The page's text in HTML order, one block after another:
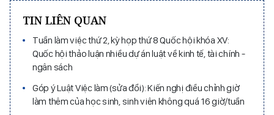
TIN LIÊN QUAN
Tuần làm việc thứ 2, kỳ họp thứ 8 Quốc hội khóa XV:
Quốc hội thảo luận nhiều dự án luật về kinh tế, tài chính -
ngân sách
Góp ý Luật Việc làm (sửa đổi): Kiến nghị điều chỉnh giờ
làm thêm của học sinh, sinh viên không quá 16 giờ/tuần